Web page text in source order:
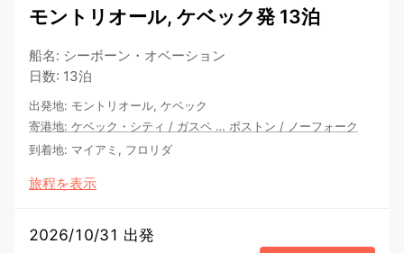
モントリオール, ケベック発 13泊
船名: シーボーン・オベーション
日数: 13泊
出発地: モントリオール, ケベック
寄港地: ケベック・シティ / ガスペ … ボストン / ノーフォーク
到着地: マイアミ, フロリダ
旅程を表示
2026/10/31 出発